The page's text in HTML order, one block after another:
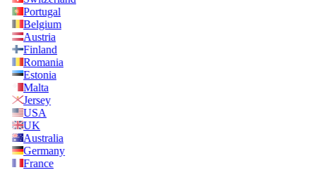
Portugal
Belgium
Austria
Finland
Romania
Estonia
Malta
Jersey
USA
UK
Australia
Germany
France